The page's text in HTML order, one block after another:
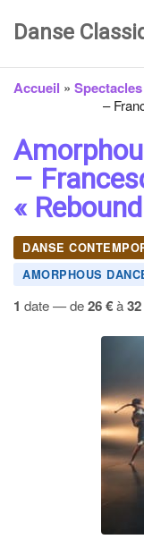
Danse
Accueil »
–
–
«
DANSE
AMORPHOUS
1 date — de26 €à